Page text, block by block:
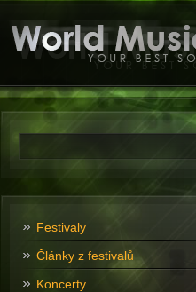
Festivaly
Články z festivalů
Koncerty